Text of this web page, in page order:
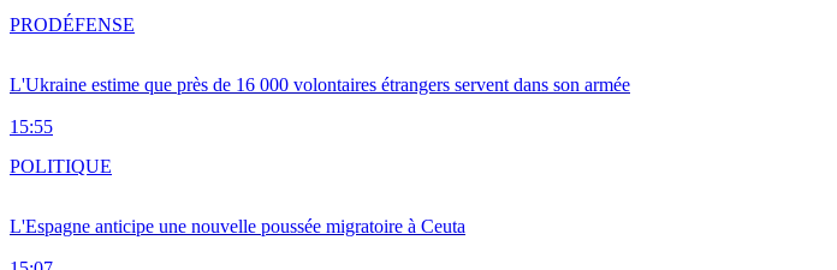
L'Ukraine estime que près de 16 000 volontaires étrangers servent dans son armée
15:55
PRODÉFENSE
L'Espagne anticipe une nouvelle poussée migratoire à Ceuta
POLITIQUE